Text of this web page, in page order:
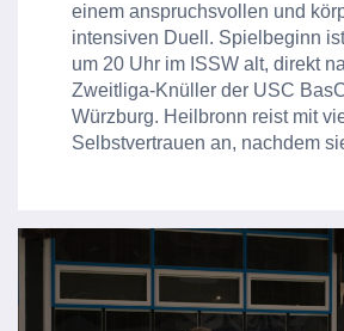
einem anspruchsvollen und
intensiven Duell. Spielbeginn
um 20 Uhr im ISSW alt, direkt
Zweitliga-Knüller der USC
Würzburg. Heilbronn reist mit
Selbstvertrauen an, nachdem